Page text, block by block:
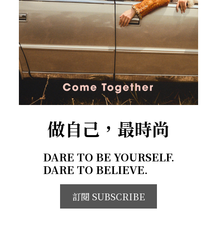
做自己，最時尚
DARE TO BE YOURSELF.
DARE TO BELIEVE.
訂閱 SUBSCRIBE